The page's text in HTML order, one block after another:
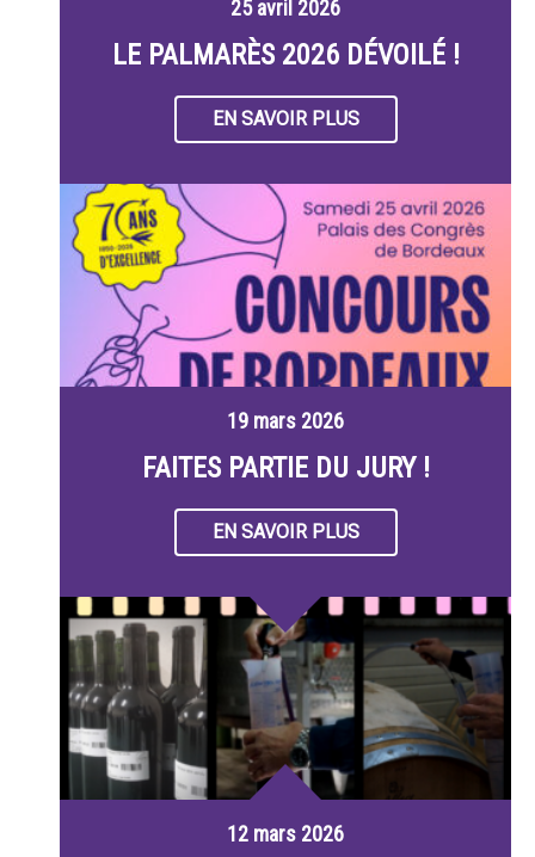
25 avril 2026
LE PALMARÈS 2026 DÉVOILÉ !
EN SAVOIR PLUS
19 mars 2026
FAITES PARTIE DU JURY !
EN SAVOIR PLUS
12 mars 2026